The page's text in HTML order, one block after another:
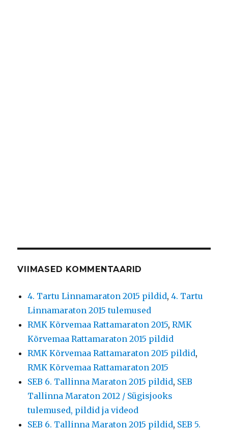
VIIMASED KOMMENTAARID
4. Tartu Linnamaraton 2015 pildid,4. Tartu
Linnamaraton 2015 tulemused
RMK Kõrvemaa Rattamaraton 2015,RMK
Kõrvemaa Rattamaraton 2015 pildid
RMK Kõrvemaa Rattamaraton 2015 pildid,
RMK Kõrvemaa Rattamaraton 2015
SEB 6. Tallinna Maraton 2015 pildid, SEB
Tallinna Maraton 2012 / Sügisjooks
tulemused, pildid ja videod
SEB 6. Tallinna Maraton 2015 pildid, SEB 5.